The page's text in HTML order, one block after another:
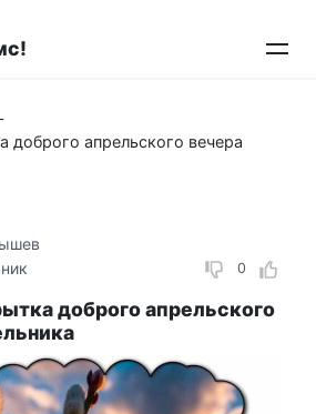
доброго апрельского вечера
0
доброго апрельского